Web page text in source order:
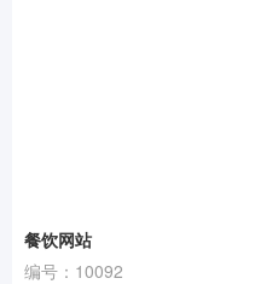
餐饮网站
编号：10092